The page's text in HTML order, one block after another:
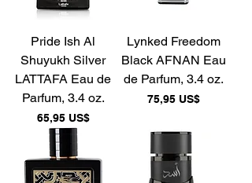
Pride Ish Al
Shuyukh Silver
LATTAFA Eau de
Parfum, 3.4 oz.
Precio
65,95 US$
Lynked Freedom
Black AFNAN Eau
de Parfum, 3.4 oz.
Precio
75,95 US$